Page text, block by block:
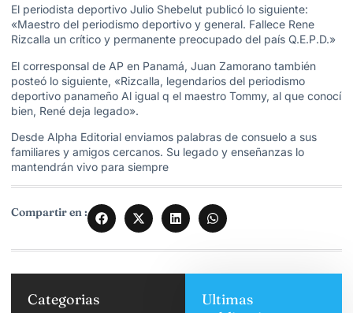
El periodista deportivo Julio Shebelut publicó lo siguiente:
«Maestro del periodismo deportivo y general. Fallece Rene
Rizcalla un crítico y permanente preocupado del país Q.E.P.D.»
El corresponsal de AP en Panamá, Juan Zamorano también
posteó lo siguiente, «Rizcalla, legendarios del periodismo
deportivo panameño Al igual q el maestro Tommy, al que conocí
bien, René deja legado».
Desde Alpha Editorial enviamos palabras de consuelo a sus
familiares y amigos cercanos. Su legado y enseñanzas lo
mantendrán vivo para siempre
Compartir en :
Categorias
Ultimas